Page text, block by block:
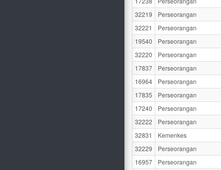
32219
Perseorangan
32221
Perseorangan
19540
Perseorangan
32220
Perseorangan
17837
Perseorangan
16964
Perseorangan
17835
Perseorangan
17240
Perseorangan
32222
Perseorangan
32831
Kemenkes
32229
Perseorangan
16957
Perseorangan